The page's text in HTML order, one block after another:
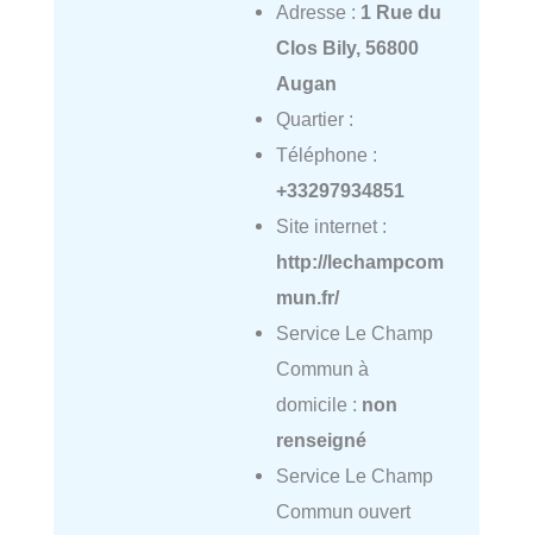
Adresse : 1 Rue du
Clos Bily, 56800
Augan
Quartier :
Téléphone :
+33297934851
Site internet :
http://lechampcom
mun.fr/
Service Le Champ
Commun à
domicile : non
renseigné
Service Le Champ
Commun ouvert